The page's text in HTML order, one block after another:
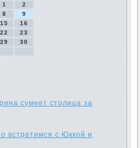
1
2
8
9
15
16
22
23
29
30
сумеет столица за
встретимся с Юккой и